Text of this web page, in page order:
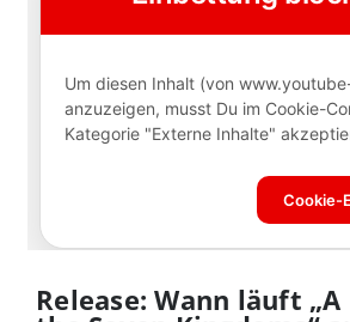
Release: Wann läuft